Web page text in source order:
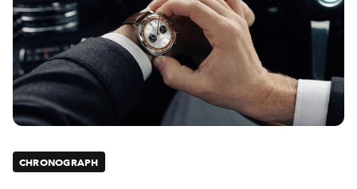
CHRONOGRAPH